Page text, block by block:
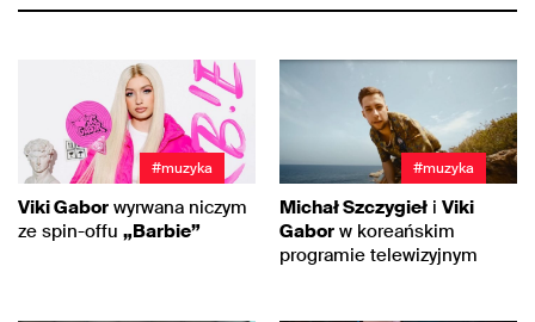
#muzyka
Viki Gabor wyrwana niczym
ze spin-offu „Barbie”
#muzyka
Michał Szczygieł i Viki
Gabor w koreańskim
programie telewizyjnym